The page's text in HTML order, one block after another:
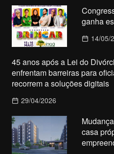
ganha
14/05/
45 anos após a Lei do
enfrentam barreiras para
recorrem a soluções digitais
29/04/2026
casa